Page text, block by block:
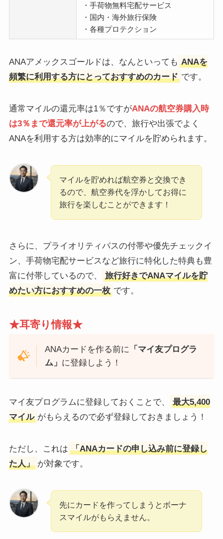
・手荷物無料宅配サービス
・国内・海外旅行保険
・各種プロテクション
ANAアメックスゴールドは、なんといっても ANAを
頻繁に利用する方にとっておすすめのカード です。
通常マイルの還元率は1％ですがANAの航空券購入時
は3％まで還元率が上がるので、旅行や出張でよく
ANAを利用する方は効率的にマイルを貯められます。
マイルを貯めれば航空券と交換でき
るので、航空券代を浮かしてお得に
旅行を楽しむことができます！
さらに、プライオリティパスの付帯や優先チェックイ
ン、手荷物宅配サービスなど旅行に特化した特典も豊
富に付帯しているので、
旅行好きでANAマイルを貯
めたい方におすすめの一枚 です。
★耳寄り情報★
ANAカードを作る前に
「マイ友プログラ
ム」 に登録しよう！
マイ友プログラムに登録しておくことで、
最大5,400
マイル がもらえるので必ず登録しておきましょう！
ただし、これは 「ANAカードの申し込み前に登録し
た人」 が対象です。
先にカードを作ってしまうとボーナ
スマイルがもらえません。